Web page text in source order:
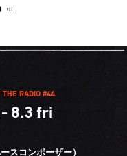
THE RADIO #44
8.3 fri
スコンポーザー）